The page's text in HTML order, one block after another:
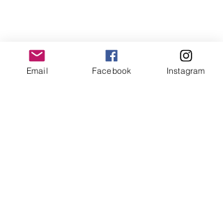
Email Facebook Instagram